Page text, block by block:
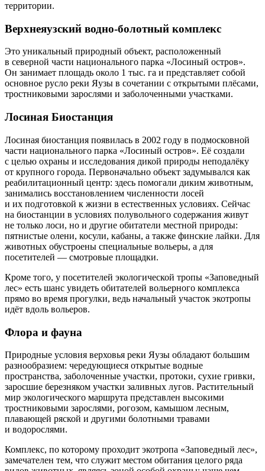
территории.
Верхнеяузский водно-болотный комплекс
Это уникальный природный объект, расположенный
в северной части национального парка «Лосиный остров».
Он занимает площадь около 1 тыс. га и представляет собой
основное русло реки Яузы в сочетании с открытыми плёсами,
тростниковыми зарослями и заболоченными участками.
Лосиная Биостанция
Лосиная биостанция появилась в 2002 году в подмосковной
части национального парка «Лосиный остров». Её создали
с целью охраны и исследования дикой природы неподалёку
от крупного города. Первоначально объект задумывался как
реабилитационный центр: здесь помогали диким животным,
занимались восстановлением численности лосей
и их подготовкой к жизни в естественных условиях. Сейчас
на биостанции в условиях полувольного содержания живут
не только лоси, но и другие обитатели местной природы:
пятнистые олени, косули, кабаны, а также финские лайки. Для
животных обустроены специальные вольеры, а для
посетителей — смотровые площадки.
Кроме того, у посетителей экологической тропы «Заповедный
лес» есть шанс увидеть обитателей вольерного комплекса
прямо во время прогулки, ведь начальный участок экотропы
идёт вдоль вольеров.
Флора и фауна
Природные условия верховья реки Яузы обладают большим
разнообразием: чередующиеся открытые водные
пространства, заболоченные участки, протоки, сухие гривки,
заросшие березняком участки заливных лугов. Растительный
мир экологического маршрута представлен высокими
тростниковыми зарослями, рогозом, камышом лесным,
плавающей ряской и другими болотными травами
и водорослями.
Комплекс, по которому проходит экотропа «Заповедный лес»,
замечателен тем, что служит местом обитания целого ряда